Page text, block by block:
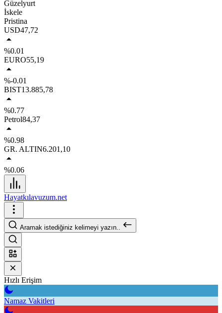
Güzelyurt
İskele
Pristina
USD47,72
%0.01
EURO55,19
%-0.01
BIST13.885,78
%0.77
Petrol84,37
%0.98
GR. ALTIN6.201,10
%0.06
Hayatkılavuzum.net
Aramak istediğiniz kelimeyi yazın..
Hızlı Erişim
Namaz Vakitleri